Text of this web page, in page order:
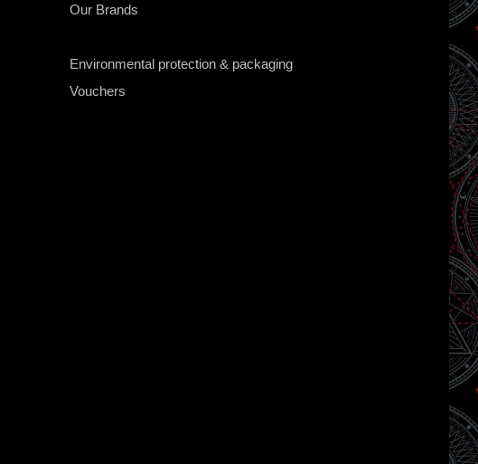
Our Brands
Environmental protection & packaging
Vouchers